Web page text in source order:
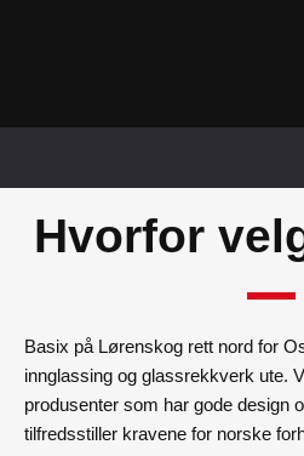
Hvorfor
Basix på Lørenskog rett nord for
innglassing og glassrekkverk ute.
produsenter som har gode design
tilfredsstiller kravene for norske